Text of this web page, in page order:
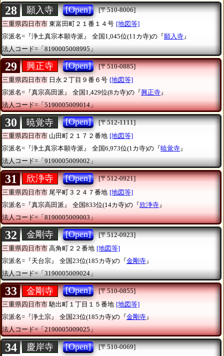
28 願入寺 [Open]
[〒510-8006]
三重県四日市市 東富田町２１番１４号 [地図等]
宗派名=『浄土真宗本願寺派』
全国1,045位(11カ寺)の『願入寺 』
法人コード=「8190005008995」
29 興正寺 [Open]
[〒510-0885]
三重県四日市市 日永２丁目９番６号 [地図等]
宗派名=『真宗高田派』
全国1,429位(8カ寺)の『興正寺 』
法人コード=「5190005009014」
30 暁覚寺 [Open]
[〒512-1111]
三重県四日市市 山田町２１７２番地 [地図等]
宗派名=『浄土真宗本願寺派』
全国6,973位(1カ寺)の『暁覚寺』
法人コード=「9190005009002」
31 欣浄寺 [Open]
[〒512-0921]
三重県四日市市 尾平町３２４７番地 [地図等]
宗派名=『真宗高田派』
全国833位(14カ寺)の『欣浄寺 』
法人コード=「8190005009003」
32 金剛寺 [Open]
[〒512-0923]
三重県四日市市 高角町２２番地 [地図等]
宗派名=『天台宗』
全国23位(185カ寺)の『金剛寺 』
法人コード=「3190005009024」
33 金剛寺 [Open]
[〒510-0855]
三重県四日市市馳出町１丁目１５番地 [地図等]
宗派名=『浄土宗』
全国23位(185カ寺)の『金剛寺』
法人コード=「2190005009025」
34 慶岸寺 [Open]
[〒510-0069]